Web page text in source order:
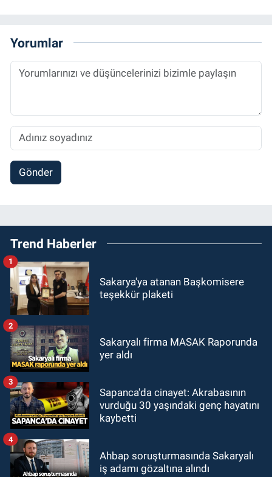
Yorumlar
Gönder
Trend Haberler
Sakarya'ya atanan Başkomisere
teşekkür plaketi
1
Sakaryalı firma MASAK Raporunda
yer aldı
2
Sapanca'da cinayet: Akrabasının
vurduğu 30 yaşındaki genç hayatını
kaybetti
3
Ahbap soruşturmasında Sakaryalı
iş adamı gözaltına alındı
4